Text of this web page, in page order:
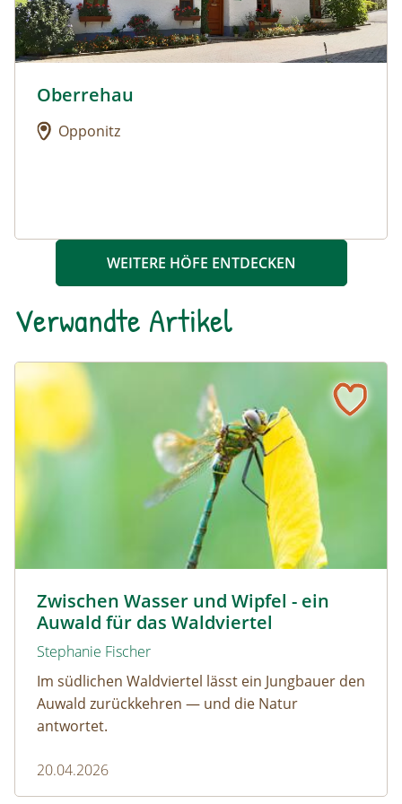
Urlaub am Bauernhof: Oberrehau
Oberrehau
Opponitz
WEITERE HÖFE ENTDECKEN
Verwandte Artikel
Zwischen Wasser und Wipfel - ein
Auwald für das Waldviertel
Stephanie Fischer
Im südlichen Waldviertel lässt ein Jungbauer den
Auwald zurückkehren — und die Natur
antwortet.
20.04.2026
Zwischen Wasser und Wipfel - ein Auwald für das